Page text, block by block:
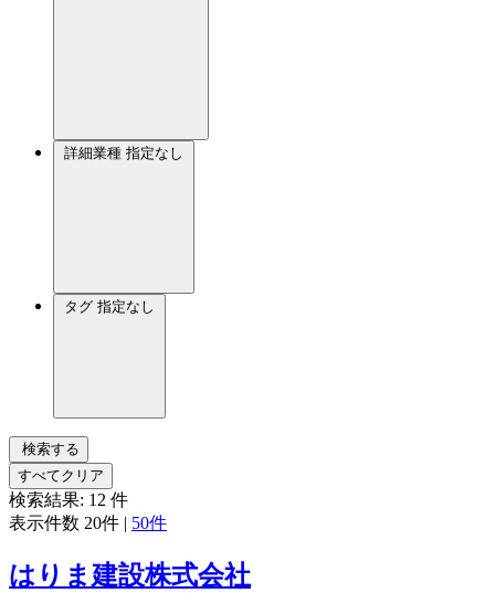
詳細業種 指定なし
タグ 指定なし
検索する
すべてクリア
検索結果: 12 件
表示件数 20件 | 50件
はりま建設株式会社